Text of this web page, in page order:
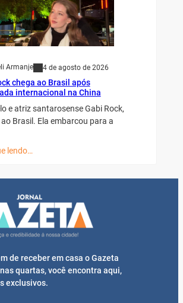
Armanje 4 de agosto de 2026
chega ao Brasil após
internacional na China
e atriz santarosense Gabi Rock,
Brasil. Ela embarcou para a
lendo…
de receber em casa o Gazeta
quartas, você encontra aqui,
exclusivos.